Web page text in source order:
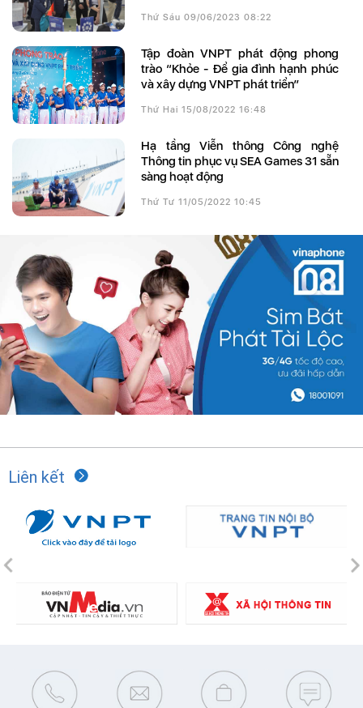
Thứ Sáu 09/06/2023 08:22
Tập đoàn VNPT phát động phong
trào “Khỏe - Để gia đình hạnh phúc
và xây dựng VNPT phát triển”
Thứ Hai 15/08/2022 16:48
Hạ tầng Viễn thông Công nghệ
Thông tin phục vụ SEA Games 31 sẵn
sàng hoạt động
Thứ Tư 11/05/2022 10:45
Liên kết
Previous